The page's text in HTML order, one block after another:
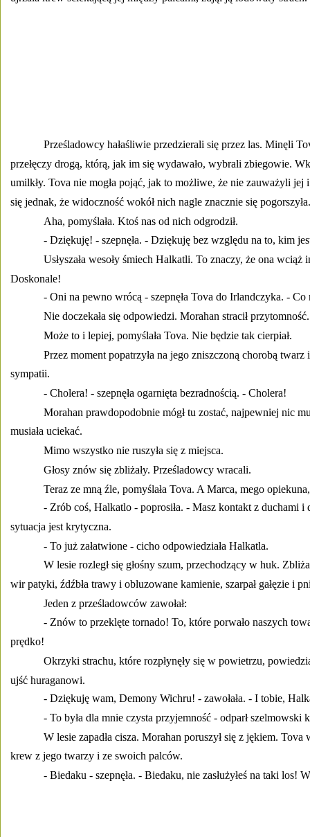
Prześladowcy hałaśliwie przedzierali się przez las. Minęli
przełęczy drogą, którą, jak im się wydawało, wybrali zbiegowie.
umilkły. Tova nie mogła pojąć, jak to możliwe, że nie zauważyli jej
się jednak, że widoczność wokół nich nagle znacznie się
Aha, pomyślała. Ktoś nas od nich odgrodził.
- Dziękuję! - szepnęła. - Dziękuję bez względu na to, kim
Usłyszała wesoły śmiech Halkatli. To znaczy, że ona
Doskonale!
- Oni na pewno wrócą - szepnęła Tova do Irlandczyka. -
Nie doczekała się odpowiedzi. Morahan stracił
Może to i lepiej, pomyślała Tova. Nie będzie tak cierpiał.
Przez moment popatrzyła na jego zniszczoną chorobą twarz
sympatii.
- Cholera! - szepnęła ogarnięta bezradnością. - Cholera!
Morahan prawdopodobnie mógł tu zostać, najpewniej nic
musiała uciekać.
Mimo wszystko nie ruszyła się z miejsca.
Głosy znów się zbliżały. Prześladowcy wracali.
Teraz ze mną źle, pomyślała Tova. A Marca, mego
- Zrób coś, Halkatlo - poprosiła. - Masz kontakt z duchami
sytuacja jest krytyczna.
- To już załatwione - cicho odpowiedziała Halkatla.
W lesie rozległ się głośny szum, przechodzący w huk.
wir patyki, źdźbła trawy i obluzowane kamienie, szarpał gałęzie i
Jeden z prześladowców zawołał:
- Znów to przeklęte tornado! To, które porwało naszych
prędko!
Okrzyki strachu, które rozpłynęły się w powietrzu,
ujść huraganowi.
- Dziękuję wam, Demony Wichru! - zawołała. - I tobie,
- To była dla mnie czysta przyjemność - odparł szelmowski
W lesie zapadła cisza. Morahan poruszył się z jękiem. Tova
krew z jego twarzy i ze swoich palców.
- Biedaku - szepnęła. - Biedaku, nie zasłużyłeś na taki los!